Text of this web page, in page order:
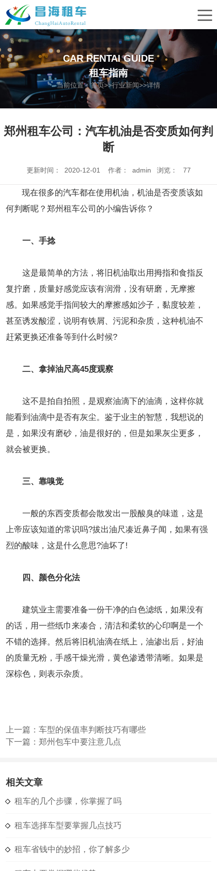
CAR RENTAI GUIDE
租车指南
当前位置：首页>>行业新闻>>详情
郑州租车公司：汽车机油是否变质如何判
断
更新时间： 2020-12-01 作者： admin 浏览： 77
现在很多的汽车都在使用机油，机油是否变质该如
何判断呢？郑州租车公司的小编告诉你？
一、手捻
这是最简单的方法，将旧机油取出用拇指和食指反
复拧磨，质量好感觉应该有润滑，没有研磨，无摩擦
感。如果感觉手指间较大的摩擦感如沙子，黏度较差，
甚至诱发酸涩，说明有铁屑、污泥和杂质，这种机油不
赶紧更换还准备等到什么时候?
二、拿掉油尺高45度观察
这不是拍自拍照，是观察油滴下的油滴，这样你就
能看到油滴中是否有灰尘。鉴于业主的智慧，我想说的
是，如果没有磨砂，油是很好的，但是如果灰尘更多，
就会被更换。
三、靠嗅觉
一般的东西变质都会散发出一股酸臭的味道，这是
上帝应该知道的常识吗?拔出油尺凑近鼻子闻，如果有强
烈的酸味，这是什么意思?油坏了!
四、颜色分化法
建筑业主需要准备一份干净的白色滤纸，如果没有
的话，用一些纸巾来凑合，清洁和柔软的心印啊是一个
不错的选择。然后将旧机油滴在纸上，油渗出后，好油
的质量无粉，手感干燥光滑，黄色渗透带清晰。如果是
深棕色，则表示杂质。
上一篇： 车型的保值率判断技巧有哪些
下一篇： 郑州包车中要注意几点
相关文章
租车的几个步骤，你掌握了吗
租车选择车型要掌握几点技巧
租车省钱中的妙招，你了解多少